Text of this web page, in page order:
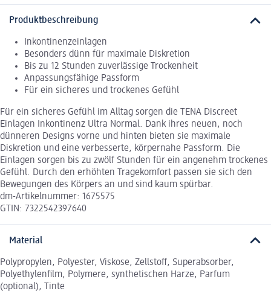
Produktbeschreibung
Inkontinenzeinlagen
Besonders dünn für maximale Diskretion
Bis zu 12 Stunden zuverlässige Trockenheit
Anpassungsfähige Passform
Für ein sicheres und trockenes Gefühl
Für ein sicheres Gefühl im Alltag sorgen die TENA Discreet
Einlagen Inkontinenz Ultra Normal. Dank ihres neuen, noch
dünneren Designs vorne und hinten bieten sie maximale
Diskretion und eine verbesserte, körpernahe Passform. Die
Einlagen sorgen bis zu zwölf Stunden für ein angenehm trockenes
Gefühl. Durch den erhöhten Tragekomfort passen sie sich den
Bewegungen des Körpers an und sind kaum spürbar.
dm-Artikelnummer: 1675575
GTIN: 7322542397640
Material
Polypropylen, Polyester, Viskose, Zellstoff, Superabsorber,
Polyethylenfilm, Polymere, synthetischen Harze, Parfum
(optional), Tinte